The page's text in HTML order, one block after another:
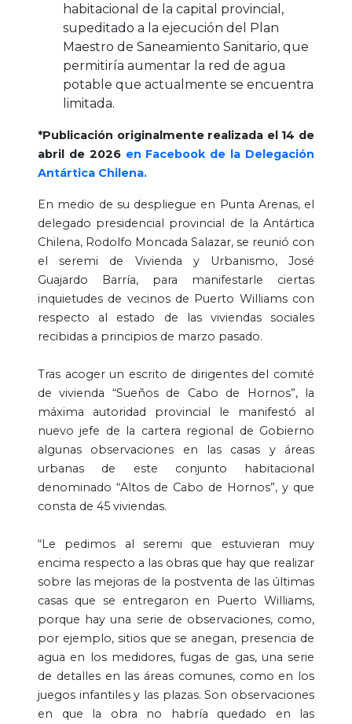
habitacional de la capital provincial,
supeditado a la ejecución del Plan
Maestro de Saneamiento Sanitario, que
permitiría aumentar la red de agua
potable que actualmente se encuentra
limitada.
*Publicación originalmente realizada el 14 de
abril de 2026 en Facebook de la Delegación
Antártica Chilena.
En medio de su despliegue en Punta Arenas, el
delegado presidencial provincial de la Antártica
Chilena, Rodolfo Moncada Salazar, se reunió con
el seremi de Vivienda y Urbanismo, José
Guajardo Barría, para manifestarle ciertas
inquietudes de vecinos de Puerto Williams con
respecto al estado de las viviendas sociales
recibidas a principios de marzo pasado.
Tras acoger un escrito de dirigentes del comité
de vivienda “Sueños de Cabo de Hornos”, la
máxima autoridad provincial le manifestó al
nuevo jefe de la cartera regional de Gobierno
algunas observaciones en las casas y áreas
urbanas de este conjunto habitacional
denominado “Altos de Cabo de Hornos”, y que
consta de 45 viviendas.
“Le pedimos al seremi que estuvieran muy
encima respecto a las obras que hay que realizar
sobre las mejoras de la postventa de las últimas
casas que se entregaron en Puerto Williams,
porque hay una serie de observaciones, como,
por ejemplo, sitios que se anegan, presencia de
agua en los medidores, fugas de gas, una serie
de detalles en las áreas comunes, como en los
juegos infantiles y las plazas. Son observaciones
en que la obra no habría quedado en las